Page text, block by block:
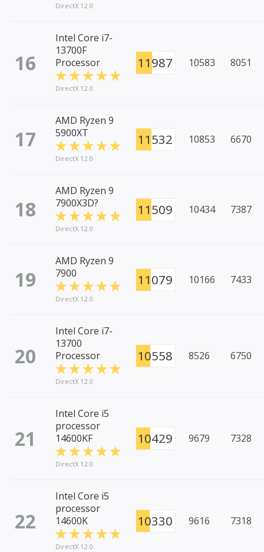
DirectX 12.0
16
Intel Core i7-
13700F
Processor
DirectX 12.0
11987 10583 8051
17
AMD Ryzen 9
5900XT
DirectX 12.0
11532 10853 6670
18
AMD Ryzen 9
7900X3D?
DirectX 12.0
11509 10434 7387
19
AMD Ryzen 9
7900
DirectX 12.0
11079 10166 7433
20
Intel Core i7-
13700
Processor
DirectX 12.0
10558 8526 6750
21
Intel Core i5
processor
14600KF
DirectX 12.0
10429 9679 7328
22
Intel Core i5
processor
14600K
DirectX 12.0
10330 9616 7318